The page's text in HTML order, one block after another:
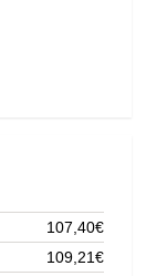
107,40€
109,21€